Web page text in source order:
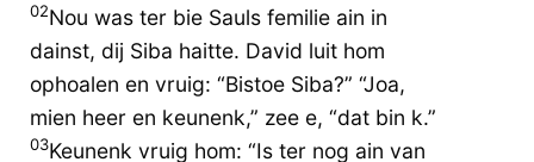
02Nou was ter bie Sauls femilie ain in
dainst, dij Siba haitte. David luit hom
ophoalen en vruig: “Bistoe Siba?” “Joa,
mien heer en keunenk,” zee e, “dat bin k.”
03Keunenk vruig hom: “Is ter nog ain van